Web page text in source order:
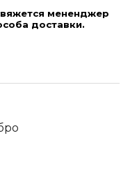
мененджер
доставки.